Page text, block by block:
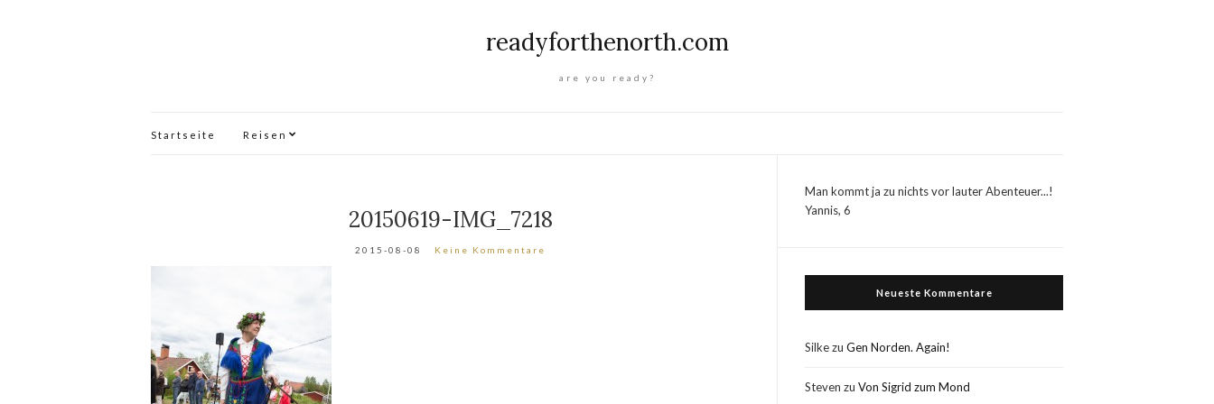
readyforthenorth.com
are you ready?
Startseite Reisen
20150619-IMG_7218
2015-08-08 Keine Kommentare
Man kommt ja zu nichts vor lauter Abenteuer...!
Yannis, 6
Neueste Kommentare
SilkezuGen Norden. Again!
Steven zuVon Sigrid zum Mond